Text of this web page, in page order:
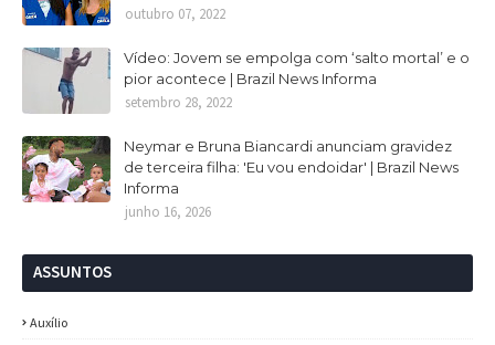
outubro 07, 2022
Vídeo: Jovem se empolga com ‘salto mortal’ e o
pior acontece | Brazil News Informa
setembro 28, 2022
Neymar e Bruna Biancardi anunciam gravidez
de terceira filha: 'Eu vou endoidar' | Brazil News
Informa
junho 16, 2026
ASSUNTOS
Auxílio